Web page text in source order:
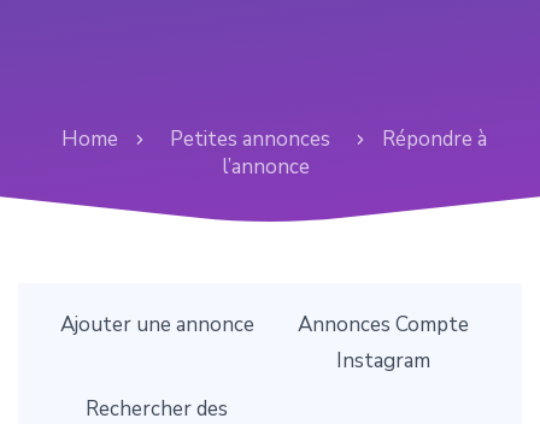
Home Petites annonces
Répondre à
l’annonce
Ajouter une annonce
Annonces Compte
Instagram
Rechercher des